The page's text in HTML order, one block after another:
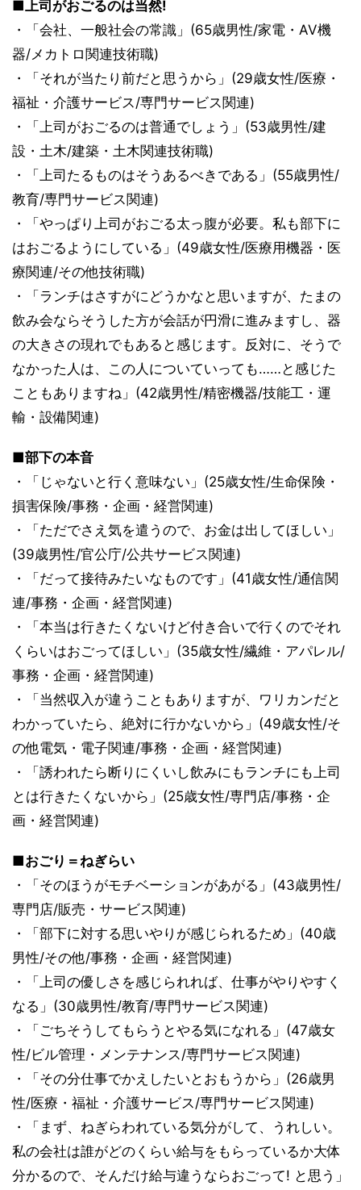
■上司がおごるのは当然!
・「会社、一般社会の常識」(65歳男性/家電・AV機
器/メカトロ関連技術職)
・「それが当たり前だと思うから」(29歳女性/医療・
福祉・介護サービス/専門サービス関連)
・「上司がおごるのは普通でしょう」(53歳男性/建
設・土木/建築・土木関連技術職)
・「上司たるものはそうあるべきである」(55歳男性/
教育/専門サービス関連)
・「やっぱり上司がおごる太っ腹が必要。私も部下に
はおごるようにしている」(49歳女性/医療用機器・医
療関連/その他技術職)
・「ランチはさすがにどうかなと思いますが、たまの
飲み会ならそうした方が会話が円滑に進みますし、器
の大きさの現れでもあると感じます。反対に、そうで
なかった人は、この人についていっても……と感じた
こともありますね」(42歳男性/精密機器/技能工・運
輸・設備関連)
■部下の本音
・「じゃないと行く意味ない」(25歳女性/生命保険・
損害保険/事務・企画・経営関連)
・「ただでさえ気を遣うので、お金は出してほしい」
(39歳男性/官公庁/公共サービス関連)
・「だって接待みたいなものです」(41歳女性/通信関
連/事務・企画・経営関連)
・「本当は行きたくないけど付き合いで行くのでそれ
くらいはおごってほしい」(35歳女性/繊維・アパレル/
事務・企画・経営関連)
・「当然収入が違うこともありますが、ワリカンだと
わかっていたら、絶対に行かないから」(49歳女性/そ
の他電気・電子関連/事務・企画・経営関連)
・「誘われたら断りにくいし飲みにもランチにも上司
とは行きたくないから」(25歳女性/専門店/事務・企
画・経営関連)
■おごり＝ねぎらい
・「そのほうがモチベーションがあがる」(43歳男性/
専門店/販売・サービス関連)
・「部下に対する思いやりが感じられるため」(40歳
男性/その他/事務・企画・経営関連)
・「上司の優しさを感じられれば、仕事がやりやすく
なる」(30歳男性/教育/専門サービス関連)
・「ごちそうしてもらうとやる気になれる」(47歳女
性/ビル管理・メンテナンス/専門サービス関連)
・「その分仕事でかえしたいとおもうから」(26歳男
性/医療・福祉・介護サービス/専門サービス関連)
・「まず、ねぎらわれている気分がして、うれしい。
私の会社は誰がどのくらい給与をもらっているか大体
分かるので、そんだけ給与違うならおごって! と思う」